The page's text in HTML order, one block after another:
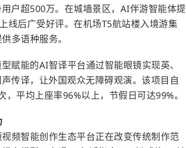
户超500万。在城墙景区，AI伴游智能体提
线后广受好评。在机场T5航站楼入境游集
多语种服务。
赋能的AI智译平台通过智能眼镜实现英、
传译，让外国观众无障碍观演。该项目自
平均上座率96%以上，节假日可达99%。
频智能创作生态平台正在改变传统制作范